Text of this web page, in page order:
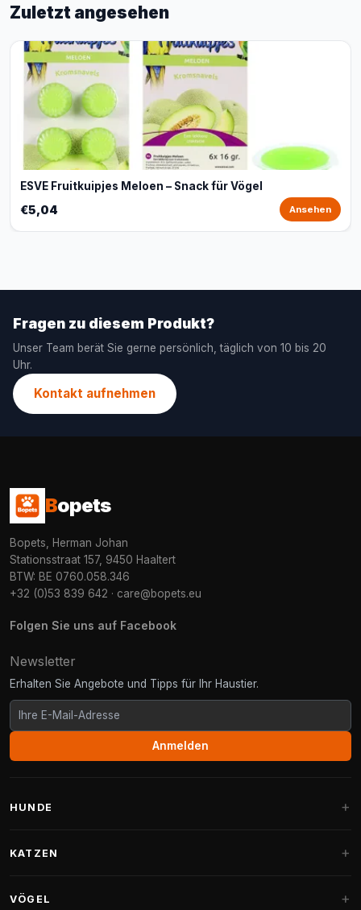
Zuletzt angesehen
ESVE Fruitkuipjes Meloen – Snack für Vögel
€5,04 Ansehen
Fragen zu diesem Produkt?
Unser Team berät Sie gerne persönlich, täglich von 10 bis 20
Uhr.
Kontakt aufnehmen
Bopets
Bopets, Herman Johan
Stationsstraat 157, 9450 Haaltert
BTW: BE 0760.058.346
+32 (0)53 839 642 · care@bopets.eu
Folgen Sie uns auf Facebook
Newsletter
Erhalten Sie Angebote und Tipps für Ihr Haustier.
Anmelden
HUNDE
Fantail Hundebetten
KATZEN
Kratzbäume
VÖGEL